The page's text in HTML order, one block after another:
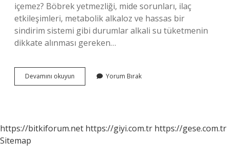
içemez? Böbrek yetmezliği, mide sorunları, ilaç
etkileşimleri, metabolik alkaloz ve hassas bir
sindirim sistemi gibi durumlar alkali su tüketmenin
dikkate alınması gereken…
Devamını okuyun
Ne
Yorum Bırak
https://bitkiforum.net https://giyi.com.tr https://gese.com.tr
Sitemap